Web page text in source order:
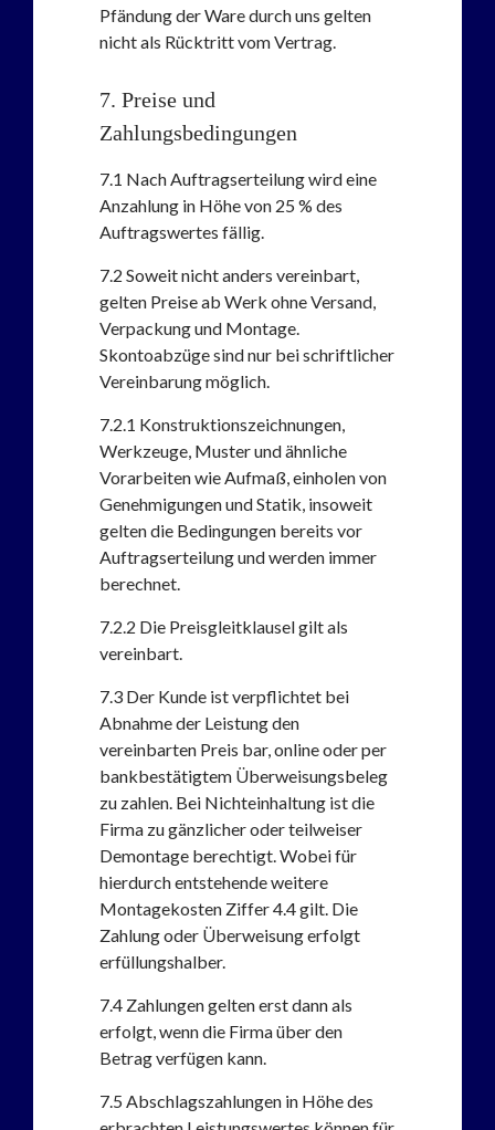
Pfändung der Ware durch uns gelten
nicht als Rücktritt vom Vertrag.
7. Preise und
Zahlungsbedingungen
7.1 Nach Auftragserteilung wird eine
Anzahlung in Höhe von 25 % des
Auftragswertes fällig.
7.2 Soweit nicht anders vereinbart,
gelten Preise ab Werk ohne Versand,
Verpackung und Montage.
Skontoabzüge sind nur bei schriftlicher
Vereinbarung möglich.
7.2.1 Konstruktionszeichnungen,
Werkzeuge, Muster und ähnliche
Vorarbeiten wie Aufmaß, einholen von
Genehmigungen und Statik, insoweit
gelten die Bedingungen bereits vor
Auftragserteilung und werden immer
berechnet.
7.2.2 Die Preisgleitklausel gilt als
vereinbart.
7.3 Der Kunde ist verpflichtet bei
Abnahme der Leistung den
vereinbarten Preis bar, online oder per
bankbestätigtem Überweisungsbeleg
zu zahlen. Bei Nichteinhaltung ist die
Firma zu gänzlicher oder teilweiser
Demontage berechtigt. Wobei für
hierdurch entstehende weitere
Montagekosten Ziffer 4.4 gilt. Die
Zahlung oder Überweisung erfolgt
erfüllungshalber.
7.4 Zahlungen gelten erst dann als
erfolgt, wenn die Firma über den
Betrag verfügen kann.
7.5 Abschlagszahlungen in Höhe des